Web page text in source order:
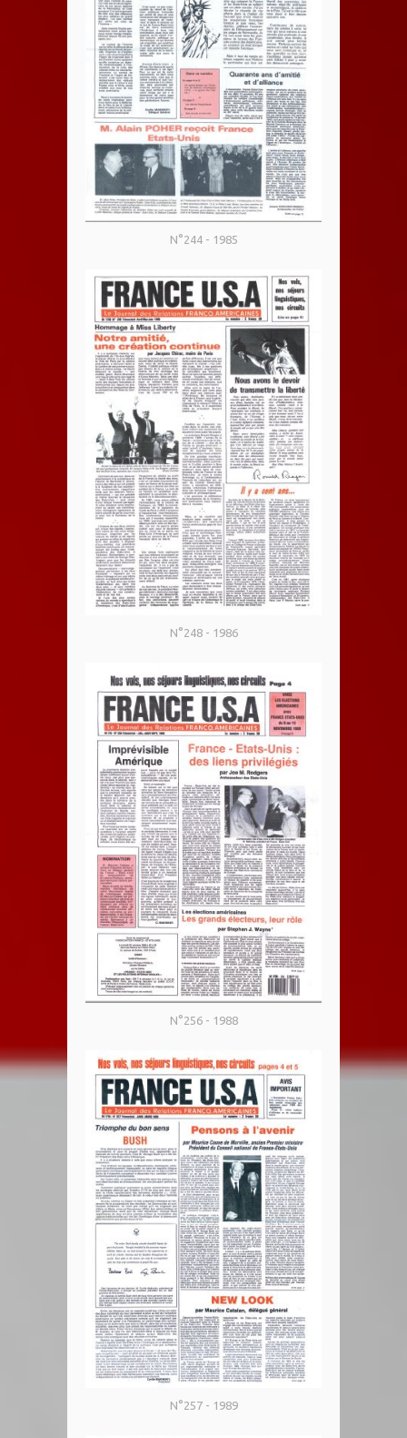
N°244 - 1985
N°248 - 1986
N°256 - 1988
N°257 - 1989